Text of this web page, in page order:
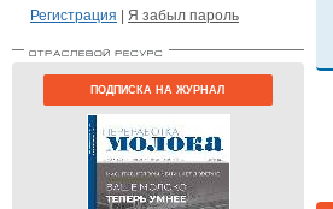
Регистрация | Я забыл пароль
ПОДПИСКА НА ЖУРНАЛ